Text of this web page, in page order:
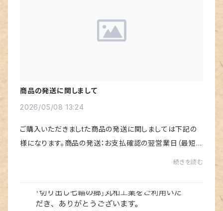
商品の発送に関しまして
2026/05/08 13:24
ご購入いただきましtた商品の発送に関しましては下記の
様になります。商品の発送：お支払確認の翌営業日（最短）
※「土曜、日曜、祝日」は休業日となっております。例お支払
続きを読む